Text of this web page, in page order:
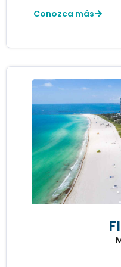
Conozca más